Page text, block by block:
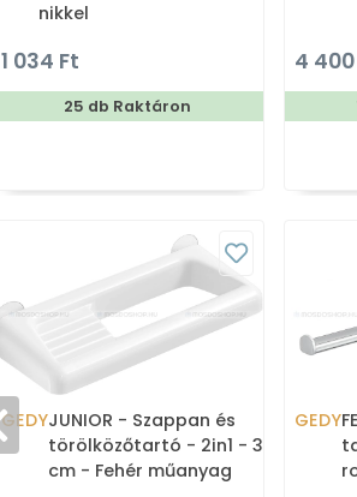
nikkel
1 034 Ft
25 db Raktáron
4
GEDYJUNIOR - Szappan és
törölközőtartó - 2in1 - 30
cm - Fehér műanyag
GEDY